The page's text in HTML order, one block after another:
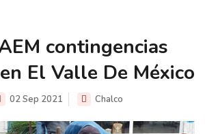
contingencias
El Valle De México
02 Sep 2021 Chalco